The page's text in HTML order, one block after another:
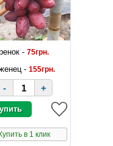
- 75грн.
- 155грн.
- +
Купить в 1 клик